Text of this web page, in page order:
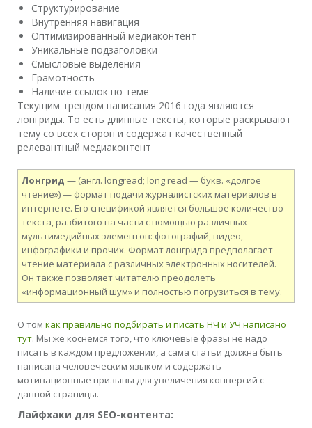
Структурирование
Внутренняя навигация
Оптимизированный медиаконтент
Уникальные подзаголовки
Смысловые выделения
Грамотность
Наличие ссылок по теме
Текущим трендом написания 2016 года являются
лонгриды. То есть длинные тексты, которые раскрывают
тему со всех сторон и содержат качественный
релевантный медиаконтент
Лонгрид — (англ. longread; long read — букв. «долгое
чтение») — формат подачи журналистских материалов в
интернете. Его спецификой является большое количество
текста, разбитого на части с помощью различных
мультимедийных элементов: фотографий, видео,
инфографики и прочих. Формат лонгрида предполагает
чтение материала с различных электронных носителей.
Он также позволяет читателю преодолеть
«информационный шум» и полностью погрузиться в тему.
О том как правильно подбирать и писать НЧ и УЧ написано
тут. Мы же коснемся того, что ключевые фразы не надо
писать в каждом предложении, а сама статьи должна быть
написана человеческим языком и содержать
мотивационные призывы для увеличения конверсий с
данной страницы.
Лайфхаки для SEO-контента: